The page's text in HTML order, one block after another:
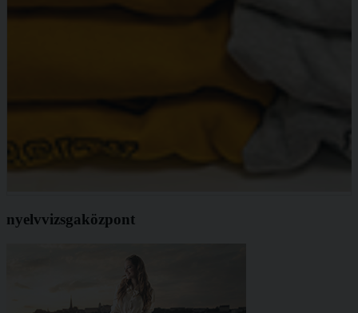
nyelvvizsgaközpont